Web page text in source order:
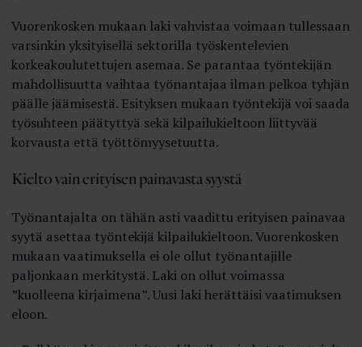
Vuorenkosken mukaan laki vahvistaa voimaan tullessaan
varsinkin yksityisellä sektorilla työskentelevien
korkeakoulutettujen asemaa. Se parantaa työntekijän
mahdollisuutta vaihtaa työnantajaa ilman pelkoa tyhjän
päälle jäämisestä. Esityksen mukaan työntekijä voi saada
työsuhteen päätyttyä sekä kilpailukieltoon liittyvää
korvausta että työttömyysetuutta.
Kielto vain erityisen painavasta syystä
Työnantajalta on tähän asti vaadittu erityisen painavaa
syytä asettaa työntekijä kilpailukieltoon. Vuorenkosken
mukaan vaatimuksella ei ole ollut työnantajille
paljonkaan merkitystä. Laki on ollut voimassa
”kuolleena kirjaimena”. Uusi laki herättäisi vaatimuksen
eloon.